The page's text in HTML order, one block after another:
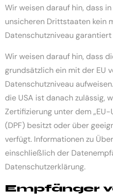
Wir weisen darauf hin, dass
unsicheren Drittstaaten kein
Datenschutzniveau
Wir weisen darauf hin, dass
grundsätzlich ein mit der EU
Datenschutzniveau
die USA ist danach zulässig,
Zertifizierung unter dem
(DPF) besitzt oder über
verfügt. Informationen zu
einschließlich der
Datenschutzerklärung.
Empfänger